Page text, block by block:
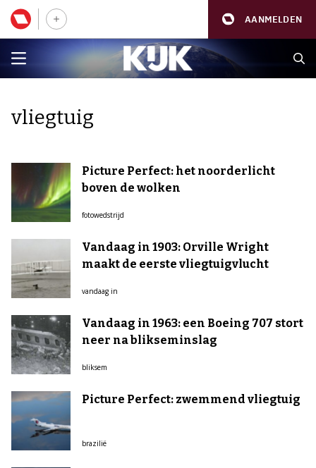
AANMELDEN
vliegtuig
Picture Perfect: het noorderlicht
boven de wolken
fotowedstrijd
Vandaag in 1903: Orville Wright
maakt de eerste vliegtuigvlucht
vandaag in
Vandaag in 1963: een Boeing 707 stort
neer na blikseminslag
bliksem
Picture Perfect: zwemmend vliegtuig
brazilië